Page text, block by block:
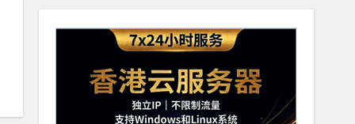
第5卷提取以下文件到BOOT文
件夹：;DWM桌面窗口管理器